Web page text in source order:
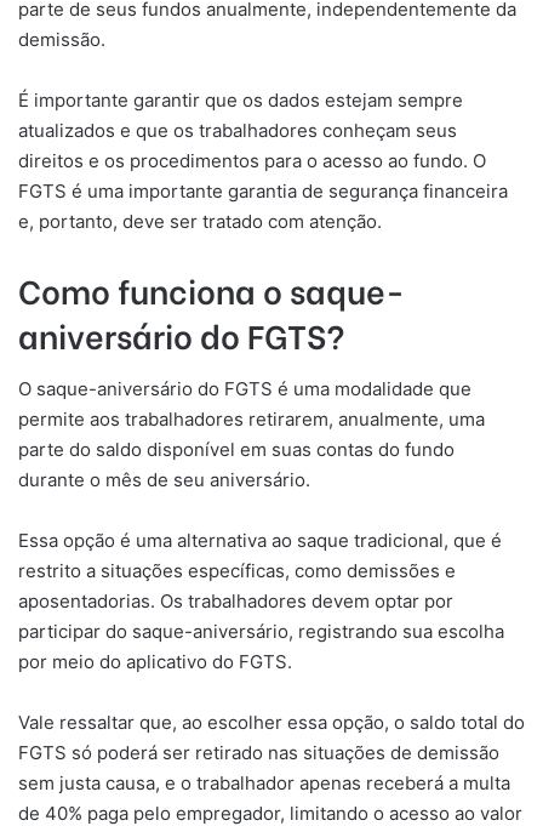
parte de seus fundos anualmente, independentemente da
demissão.
É importante garantir que os dados estejam sempre
atualizados e que os trabalhadores conheçam seus
direitos e os procedimentos para o acesso ao fundo. O
FGTS é uma importante garantia de segurança financeira
e, portanto, deve ser tratado com atenção.
Como funciona o saque-
aniversário do FGTS?
O saque-aniversário do FGTS é uma modalidade que
permite aos trabalhadores retirarem, anualmente, uma
parte do saldo disponível em suas contas do fundo
durante o mês de seu aniversário.
Essa opção é uma alternativa ao saque tradicional, que é
restrito a situações específicas, como demissões e
aposentadorias. Os trabalhadores devem optar por
participar do saque-aniversário, registrando sua escolha
por meio do aplicativo do FGTS.
Vale ressaltar que, ao escolher essa opção, o saldo total do
FGTS só poderá ser retirado nas situações de demissão
sem justa causa, e o trabalhador apenas receberá a multa
de 40% paga pelo empregador, limitando o acesso ao valor